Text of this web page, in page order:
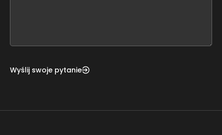
Wyślij swoje pytanie